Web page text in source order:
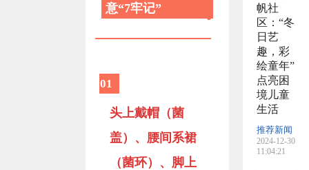
意“7牢记”
01
头上戴帽（菌
盖）、腰间系裙
（菌环）、脚上
帆社
区：“冬
日艺
趣，彩
绘童年”
点亮困
境儿童
生活
推荐新闻
2024-12-30
11:04:21